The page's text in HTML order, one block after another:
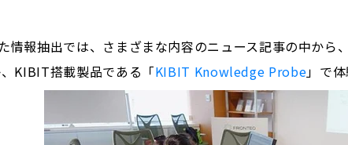
情報抽出では、さまざまな内容のニュース記事の中から
KIBIT搭載製品である「KIBIT Knowledge Probe」で体